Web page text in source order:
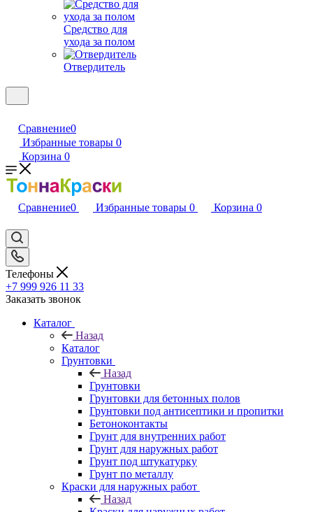
Средство для
ухода за полом
Отвердитель
Сравнение0
Избранные товары 0
Корзина 0
Сравнение0 Избранные товары 0 Корзина 0
Телефоны
+7 999 926 11 33
Заказать звонок
Каталог
Назад
Каталог
Грунтовки
Назад
Грунтовки
Грунтовки для бетонных полов
Грунтовки под антисептики и пропитки
Бетоноконтакты
Грунт для внутренних работ
Грунт для наружных работ
Грунт под штукатурку
Грунт по металлу
Краски для наружных работ
Назад